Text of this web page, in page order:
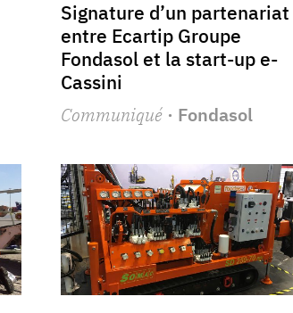
Signature d’un partenariat
entre Ecartip Groupe
Fondasol et la start-up e-
Cassini
Communiqué· Fondasol